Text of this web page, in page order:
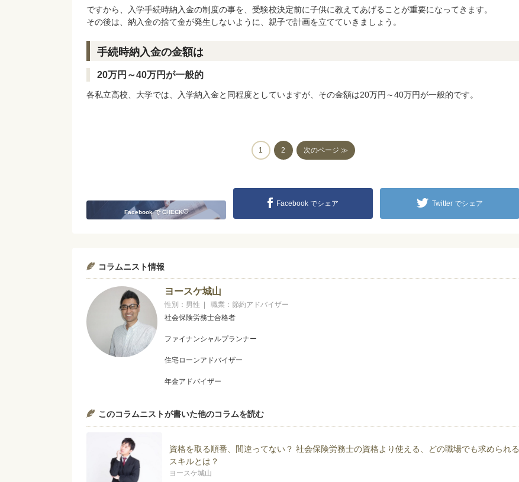
ですから、入学手続時納入金の制度の事を、受験校決定前に子供に教えてあげることが重要になってきます。
その後は、納入金の捨て金が発生しないように、親子で計画を立てていきましょう。
手続時納入金の金額は
20万円～40万円が一般的
各私立高校、大学では、入学納入金と同程度としていますが、その金額は20万円～40万円が一般的です。
1 2 次のページ ≫
Facebook で CHECK♡
Facebook でシェア Twitter でシェア
コラムニスト情報
ヨースケ城山
性別：男性 | 職業：節約アドバイザー
社会保険労務士合格者
ファイナンシャルプランナー
住宅ローンアドバイザー
年金アドバイザー
みを知る。その後、大手スーパーに転職し、値引きやタイムセールを担当。リアルな現場での駆け引きや相場観
を養う。またその手腕により東京地区エリアマネージャーとなり、新人採用を年間４０００人担当した。
著書「給料そのままで月５万円節約作戦！！」の中では固定費の削減を中心に
ラクして貯めるをモットーに活動している。
ブログでいつも取り上げているテーマは節約全般、社会保険労務士試験 住宅ローン 労働問題 ブラック企
このコラムニストが書いた他のコラムを読む
資格を取る順番、間違ってない？ 社会保険労務士の資格より使える、どの職場でも求められる
スキルとは？
ヨースケ城山